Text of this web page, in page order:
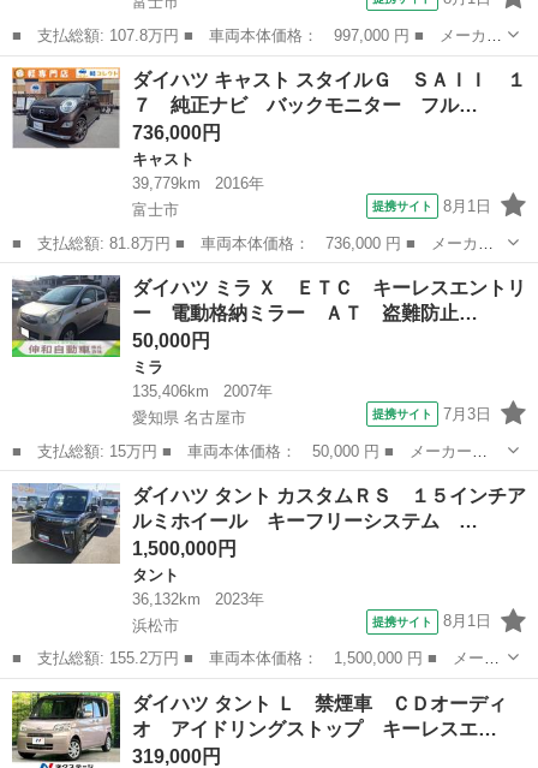
■ 支払総額: 107.8万円 ■ 車両本体価格： 997,000 円 ■ メーカー
名： ダイハツ ■ 車種名： ムーヴキャンバス ■ グレード名：
Ｇブラックインテリアリミテッド ＳＡＩＩＩ ８２ 純正８インチ
ナビ フル...
静岡 富士市 ダイハツ
ダイハツ キャスト スタイルＧ ＳＡＩＩ １
７ 純正ナビ バックモニター フル…
736,000円
キャスト
39,779km
2016年
富士市
提携サイト 8月1日
■ 支払総額: 81.8万円 ■ 車両本体価格： 736,000 円 ■ メーカー
名： ダイハツ ■ 車種名： キャスト ■ グレード名： スタイル
Ｇ ＳＡＩＩ １７ 純正ナビ バックモニター フルセグＴＶ Ｃ
Ｄ・ＤＶＤ再...
静岡 富士市 キャスト
ダイハツ ミラ Ｘ ＥＴＣ キーレスエントリ
ー 電動格納ミラー ＡＴ 盗難防止…
50,000円
ミラ
135,406km
2007年
愛知県 名古屋市
提携サイト 7月3日
■ 支払総額: 15万円 ■ 車両本体価格： 50,000 円 ■ メーカー
名： ダイハツ ■ 車種名： ミラ ■ グレード名： Ｘ ＥＴＣ
キーレスエントリー 電動格納ミラー ＡＴ 盗難防止システム Ｃ
Ｄ 衝突安全ボディ...
愛知 名古屋市
ダイハツ タント カスタムＲＳ １５インチア
ルミホイール キーフリーシステム …
1,500,000円
タント
36,132km
2023年
浜松市
提携サイト 8月1日
■ 支払総額: 155.2万円 ■ 車両本体価格： 1,500,000 円 ■ メーカ
ー名： ダイハツ ■ 車種名： タント ■ グレード名： カスタム
ＲＳ １５インチアルミホイール キーフリーシステム プッシュボ
タンスタ...
静岡 浜松市 タント
ダイハツ タント Ｌ 禁煙車 ＣＤオーディ
オ アイドリングストップ キーレスエ…
319,000円